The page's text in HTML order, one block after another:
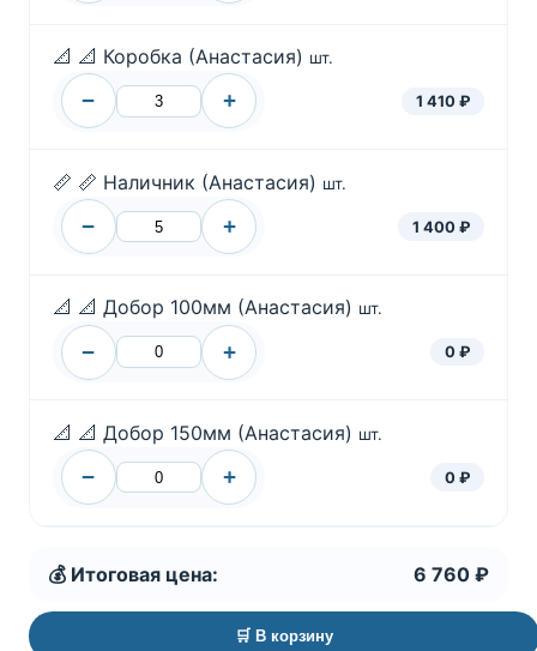
📐 📐 Коробка (Анастасия) шт.
− + 1 410 ₽
📏 📏 Наличник (Анастасия) шт.
− + 1 400 ₽
📐 📐 Добор 100мм (Анастасия) шт.
− + 0 ₽
📐 📐 Добор 150мм (Анастасия) шт.
− + 0 ₽
💰 Итоговая цена: 6 760 ₽
🛒 В корзину